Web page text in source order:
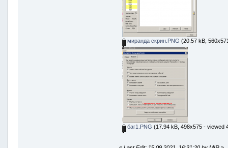
миранда скрин.PNG (20.57 kB,
баг1.PNG (17.94 kB, 498x575 - viewed